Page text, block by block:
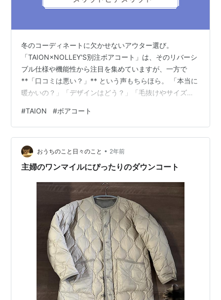
冬のコーディネートに欠かせないアウター選び。
「TAION×NOLLEY'S別注ボアコート」は、そのリバーシ
ブル仕様や機能性から注目を集めていますが、一方で
**「口コミは悪い？」** という声もちらほら。 「本当に
暖かいの？」「デザインはどう？」「毛抜けやサイズ感
よね。 広告 【公式】美顔器 リフトアップ ems 目元 エル
フェイス エー メイクさんが使う美顔機 ほうれい線 送料
無料 ジェル不要 目元 毛穴 韓国 30代 40代 50代 60代 電
気 高級 フェイスライン ギフト プレゼント コードレス 毛
穴 小顔ケア価格：49,800円（税込、…
#TAION #ボアコート
おうちのこと日々のこと • 2年前
主婦のワンマイルにぴったりのダウンコート